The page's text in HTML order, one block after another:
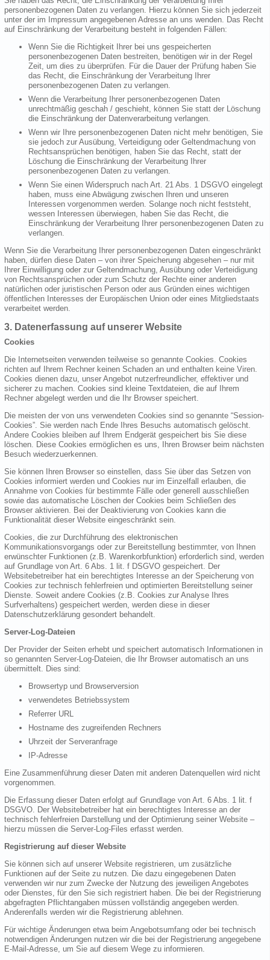
personenbezogenen Daten zu verlangen. Hierzu können Sie sich jederzeit
unter der im Impressum angegebenen Adresse an uns wenden. Das Recht
auf Einschränkung der Verarbeitung besteht in folgenden Fällen:
Wenn Sie die Richtigkeit Ihrer bei uns gespeicherten
personenbezogenen Daten bestreiten, benötigen wir in der Regel
Zeit, um dies zu überprüfen. Für die Dauer der Prüfung haben Sie
das Recht, die Einschränkung der Verarbeitung Ihrer
personenbezogenen Daten zu verlangen.
Wenn die Verarbeitung Ihrer personenbezogenen Daten
unrechtmäßig geschah / geschieht, können Sie statt der Löschung
die Einschränkung der Datenverarbeitung verlangen.
Wenn wir Ihre personenbezogenen Daten nicht mehr benötigen, Sie
sie jedoch zur Ausübung, Verteidigung oder Geltendmachung von
Rechtsansprüchen benötigen, haben Sie das Recht, statt der
Löschung die Einschränkung der Verarbeitung Ihrer
personenbezogenen Daten zu verlangen.
Wenn Sie einen Widerspruch nach Art. 21 Abs. 1 DSGVO eingelegt
haben, muss eine Abwägung zwischen Ihren und unseren
Interessen vorgenommen werden. Solange noch nicht feststeht,
wessen Interessen überwiegen, haben Sie das Recht, die
Einschränkung der Verarbeitung Ihrer personenbezogenen Daten zu
verlangen.
Wenn Sie die Verarbeitung Ihrer personenbezogenen Daten eingeschränkt
haben, dürfen diese Daten – von ihrer Speicherung abgesehen – nur mit
Ihrer Einwilligung oder zur Geltendmachung, Ausübung oder Verteidigung
von Rechtsansprüchen oder zum Schutz der Rechte einer anderen
natürlichen oder juristischen Person oder aus Gründen eines wichtigen
öffentlichen Interesses der Europäischen Union oder eines Mitgliedstaats
verarbeitet werden.
3. Datenerfassung auf unserer Website
Cookies
Die Internetseiten verwenden teilweise so genannte Cookies. Cookies
richten auf Ihrem Rechner keinen Schaden an und enthalten keine Viren.
Cookies dienen dazu, unser Angebot nutzerfreundlicher, effektiver und
sicherer zu machen. Cookies sind kleine Textdateien, die auf Ihrem
Rechner abgelegt werden und die Ihr Browser speichert.
Die meisten der von uns verwendeten Cookies sind so genannte “Session-
Cookies”. Sie werden nach Ende Ihres Besuchs automatisch gelöscht.
Andere Cookies bleiben auf Ihrem Endgerät gespeichert bis Sie diese
löschen. Diese Cookies ermöglichen es uns, Ihren Browser beim nächsten
Besuch wiederzuerkennen.
Sie können Ihren Browser so einstellen, dass Sie über das Setzen von
Cookies informiert werden und Cookies nur im Einzelfall erlauben, die
Annahme von Cookies für bestimmte Fälle oder generell ausschließen
sowie das automatische Löschen der Cookies beim Schließen des
Browser aktivieren. Bei der Deaktivierung von Cookies kann die
Funktionalität dieser Website eingeschränkt sein.
Cookies, die zur Durchführung des elektronischen
Kommunikationsvorgangs oder zur Bereitstellung bestimmter, von Ihnen
erwünschter Funktionen (z.B. Warenkorbfunktion) erforderlich sind, werden
auf Grundlage von Art. 6 Abs. 1 lit. f DSGVO gespeichert. Der
Websitebetreiber hat ein berechtigtes Interesse an der Speicherung von
Cookies zur technisch fehlerfreien und optimierten Bereitstellung seiner
Dienste. Soweit andere Cookies (z.B. Cookies zur Analyse Ihres
Surfverhaltens) gespeichert werden, werden diese in dieser
Datenschutzerklärung gesondert behandelt.
Server-Log-Dateien
Der Provider der Seiten erhebt und speichert automatisch Informationen in
so genannten Server-Log-Dateien, die Ihr Browser automatisch an uns
übermittelt. Dies sind:
Browsertyp und Browserversion
verwendetes Betriebssystem
Referrer URL
Hostname des zugreifenden Rechners
Uhrzeit der Serveranfrage
IP-Adresse
Eine Zusammenführung dieser Daten mit anderen Datenquellen wird nicht
vorgenommen.
Die Erfassung dieser Daten erfolgt auf Grundlage von Art. 6 Abs. 1 lit. f
DSGVO. Der Websitebetreiber hat ein berechtigtes Interesse an der
technisch fehlerfreien Darstellung und der Optimierung seiner Website –
hierzu müssen die Server-Log-Files erfasst werden.
Registrierung auf dieser Website
Sie können sich auf unserer Website registrieren, um zusätzliche
Funktionen auf der Seite zu nutzen. Die dazu eingegebenen Daten
verwenden wir nur zum Zwecke der Nutzung des jeweiligen Angebotes
oder Dienstes, für den Sie sich registriert haben. Die bei der Registrierung
abgefragten Pflichtangaben müssen vollständig angegeben werden.
Anderenfalls werden wir die Registrierung ablehnen.
Für wichtige Änderungen etwa beim Angebotsumfang oder bei technisch
notwendigen Änderungen nutzen wir die bei der Registrierung angegebene
E-Mail-Adresse, um Sie auf diesem Wege zu informieren.